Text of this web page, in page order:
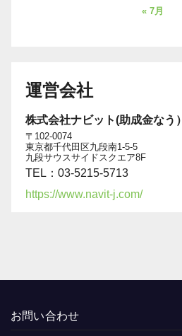
« 7月
運営会社
株式会社ナビット(助成金なう）
〒102-0074
東京都千代田区九段南1-5-5
九段サウスサイドスクエア8F
TEL：03-5215-5713
https://www.navit-j.com/
お問い合わせ